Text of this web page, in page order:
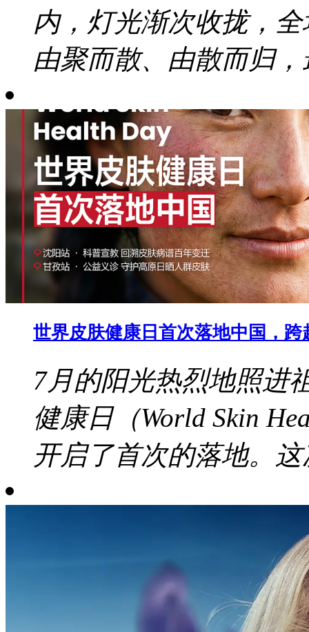
内，灯光渐次收拢，
由聚而散、由散而归
世界皮肤健康日首次落地中国，
7月的阳光热烈地照进
健康日（World Skin
开启了首次的落地。这